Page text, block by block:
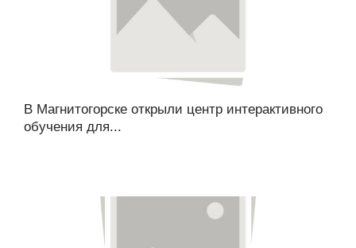
В Магнитогорске открыли центр интерактивного
обучения для...